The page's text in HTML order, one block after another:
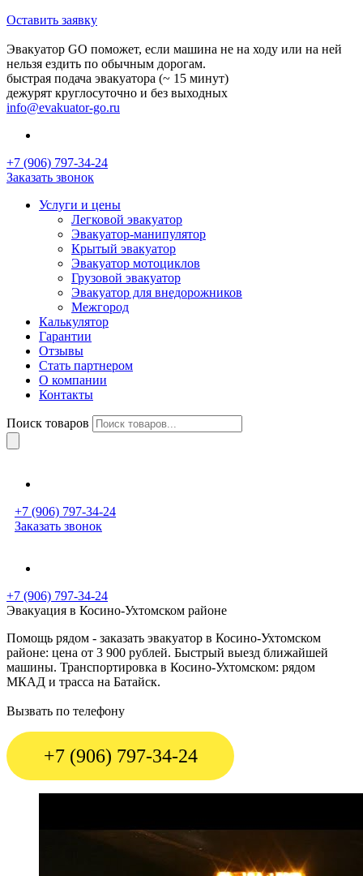
Оставить заявку
Эвакуатор GO поможет, если машина не на ходу или на ней
нельзя ездить по обычным дорогам.
быстрая подача эвакуатора (~ 15 минут)
дежурят круглосуточно и без выходных
info@evakuator-go.ru
+7 (906) 797-34-24
Заказать звонок
Услуги и цены
Легковой эвакуатор
Эвакуатор-манипулятор
Крытый эвакуатор
Эвакуатор мотоциклов
Грузовой эвакуатор
Эвакуатор для внедорожников
Межгород
Калькулятор
Гарантии
Отзывы
Стать партнером
О компании
Контакты
Поиск товаров
+7 (906) 797-34-24
Заказать звонок
+7 (906) 797-34-24
Эвакуация в Косино-Ухтомском районе
Помощь рядом - заказать эвакуатор в Косино-Ухтомском
районе: цена от 3 900 рублей. Быстрый выезд ближайшей
машины. Транспортировка в Косино-Ухтомском: рядом
МКАД и трасса на Батайск.
Вызвать по телефону
+7 (906) 797-34-24